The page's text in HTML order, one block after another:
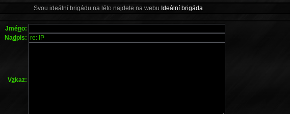
Svou ideální brigádu na léto najdete na webu Ideální brigáda
Jméno:
Nadpis:
Vzkaz: